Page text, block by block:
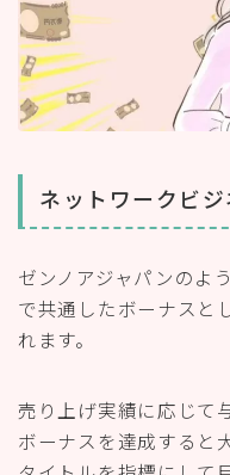
ネットワークビ
ゼンノアジャパンのよ
で共通したボーナスと
れます。
売り上げ実績に応じて
ボーナスを達成すると